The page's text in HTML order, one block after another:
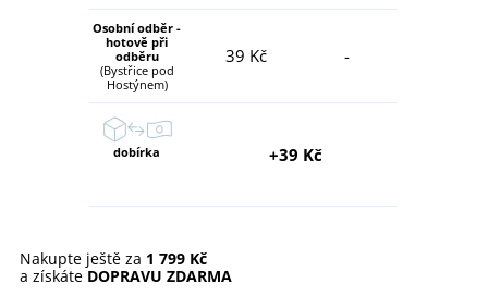
Osobní odběr -
hotově při
odběru
(Bystřice pod
Hostýnem)
39 Kč -
dobírka +39 Kč
Nakupte ještě za 1 799 Kč
a získáte DOPRAVU ZDARMA